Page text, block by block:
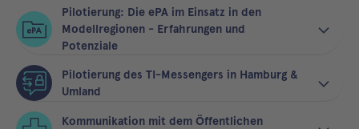
Pilotierung: Die ePA im Einsatz in den
Modellregionen - Erfahrungen und
Potenziale
Pilotierung des TI-Messengers in Hamburg &
Umland
Kommunikation mit dem Öffentlichen